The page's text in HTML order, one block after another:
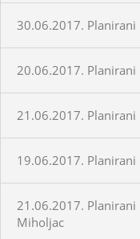
30.06.2017. Planirani
20.06.2017.
21.06.2017.
19.06.2017.
21.06.2017.
Miholjac